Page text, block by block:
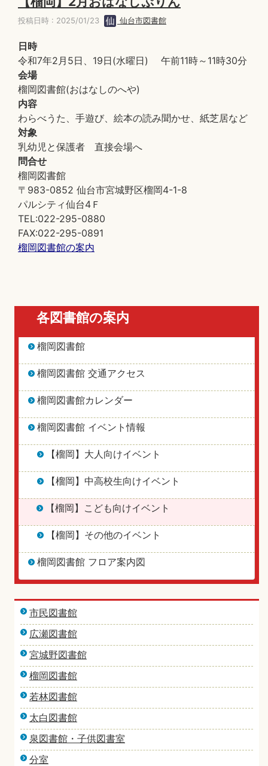
投稿日時 : 2025/01/23 仙台市図書館
日時
令和7年2月5日、19日(水曜日) 午前11時～11時30分
会場
榴岡図書館(おはなしのへや)
内容
わらべうた、手遊び、絵本の読み聞かせ、紙芝居など
対象
乳幼児と保護者 直接会場へ
問合せ
榴岡図書館
〒983-0852 仙台市宮城野区榴岡4-1-8
パルシティ仙台4Ｆ
TEL:022-295-0880
FAX:022-295-0891
榴岡図書館の案内
各図書館の案内
榴岡図書館
榴岡図書館 交通アクセス
榴岡図書館カレンダー
榴岡図書館 イベント情報
【榴岡】大人向けイベント
【榴岡】中高校生向けイベント
【榴岡】こども向けイベント
【榴岡】その他のイベント
榴岡図書館 フロア案内図
市民図書館
広瀬図書館
宮城野図書館
榴岡図書館
若林図書館
太白図書館
泉図書館・子供図書室
分室